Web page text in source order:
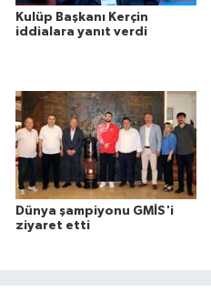
Kulüp Başkanı Kerçin
iddialara yanıt verdi
Dünya şampiyonu GMİS'i
ziyaret etti